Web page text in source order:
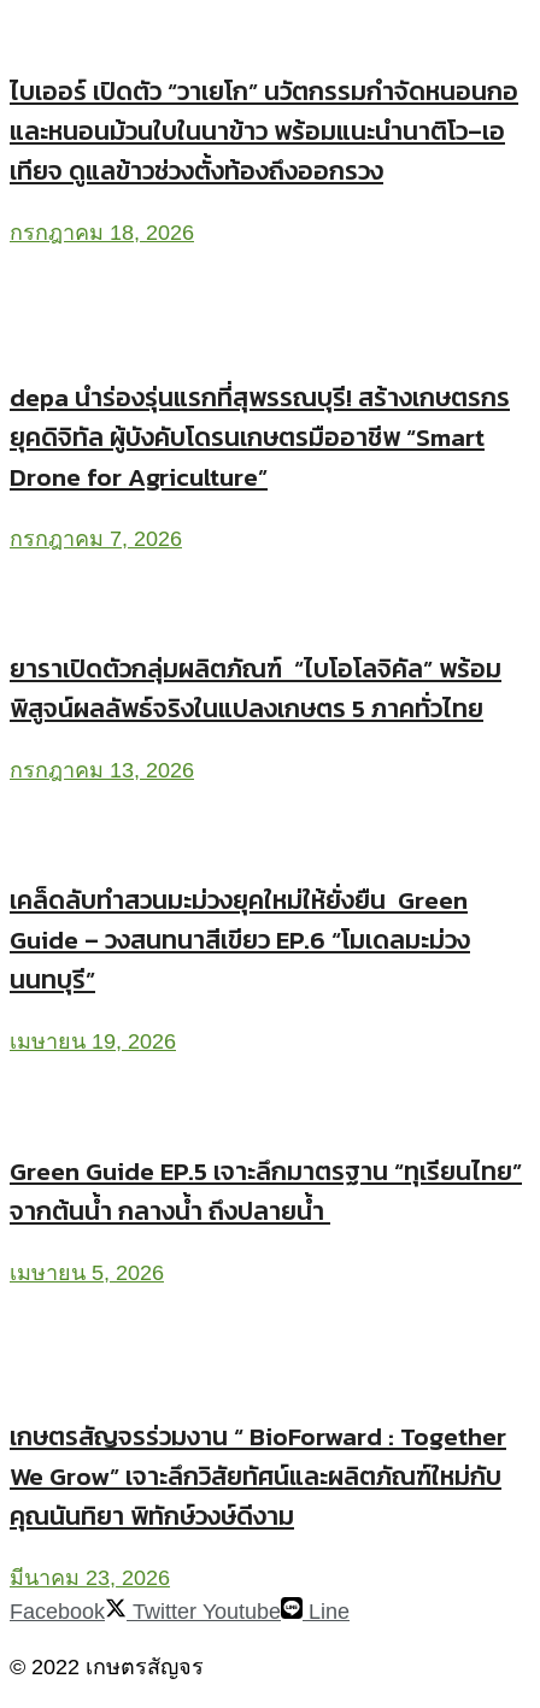
ไบเออร์ เปิดตัว “วาเยโก” นวัตกรรมกำจัดหนอนกอ
และหนอนม้วนใบในนาข้าว พร้อมแนะนำนาติโว–เอ
เทียจ ดูแลข้าวช่วงตั้งท้องถึงออกรวง
กรกฎาคม 18, 2026
depa นำร่องรุ่นแรกที่สุพรรณบุรี! สร้างเกษตรกร
ยุคดิจิทัล ผู้บังคับโดรนเกษตรมืออาชีพ “Smart
Drone for Agriculture”
กรกฎาคม 7, 2026
ยาราเปิดตัวกลุ่มผลิตภัณฑ์ “ไบโอโลจิคัล” พร้อม
พิสูจน์ผลลัพธ์จริงในแปลงเกษตร 5 ภาคทั่วไทย
กรกฎาคม 13, 2026
เคล็ดลับทำสวนมะม่วงยุคใหม่ให้ยั่งยืน Green
Guide – วงสนทนาสีเขียว EP.6 “โมเดลมะม่วง
นนทบุรี”
เมษายน 19, 2026
Green Guide EP.5 เจาะลึกมาตรฐาน “ทุเรียนไทย”
จากต้นน้ำ กลางน้ำ ถึงปลายน้ำ
เมษายน 5, 2026
เกษตรสัญจรร่วมงาน “ BioForward : Together
We Grow” เจาะลึกวิสัยทัศน์และผลิตภัณฑ์ใหม่กับ
คุณนันทิยา พิทักษ์วงษ์ดีงาม
มีนาคม 23, 2026
Facebook
Twitter Youtube Line
© 2022 เกษตรสัญจร